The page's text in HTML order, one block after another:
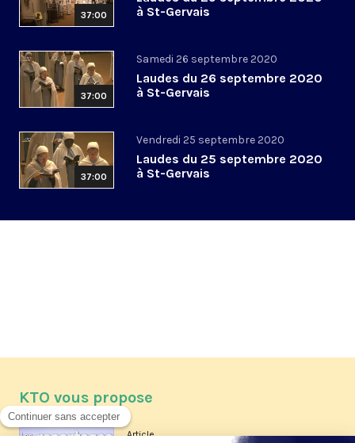
37:00
à St-Gervais
37:00
Samedi 26 septembre 2020
Laudes du 26 septembre 2020
à St-Gervais
37:00
Vendredi 25 septembre 2020
Laudes du 25 septembre 2020
à St-Gervais
KTO vous propose
Article